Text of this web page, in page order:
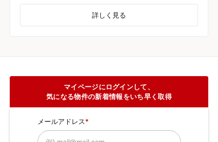
詳しく見る
マイページにログインして、
気になる物件の新着情報をいち早く取得
メールアドレス